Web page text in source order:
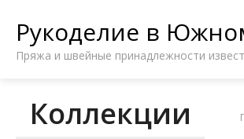
Рукоделие в
Пряжа и швейные принадлежности
Коллекции